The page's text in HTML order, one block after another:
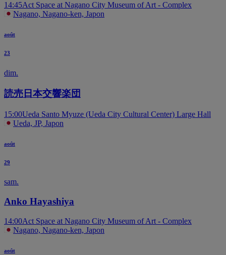
14:45Act Space at Nagano City Museum of Art - Complex
Nagano, Nagano-ken, Japon
août
23
dim.
読売日本交響楽団
15:00Ueda Santo Myuze (Ueda City Cultural Center) Large Hall
Ueda, JP, Japon
août
29
sam.
Anko Hayashiya
14:00Act Space at Nagano City Museum of Art - Complex
Nagano, Nagano-ken, Japon
août